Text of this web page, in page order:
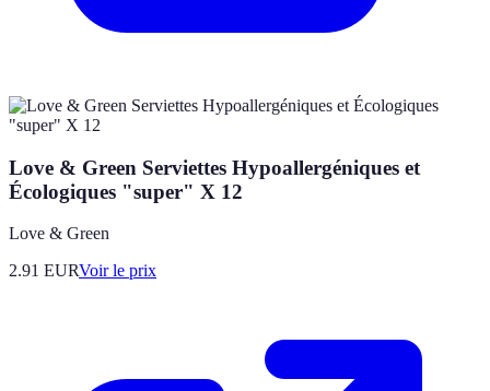
Love & Green Serviettes Hypoallergéniques et
Écologiques "super" X 12
Love & Green
2.91 EURVoir le prix